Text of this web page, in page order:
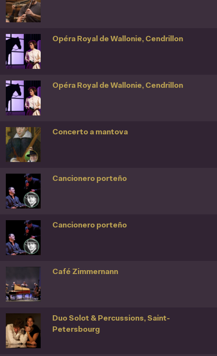
Opéra Royal de Wallonie, Cendrillon
Opéra Royal de Wallonie, Cendrillon
Concerto a mantova
Cancionero porteño
Cancionero porteño
Café Zimmernann
Duo Solot & Percussions, Saint-
Petersbourg